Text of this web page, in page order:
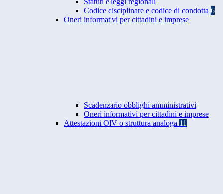
Statuti e leggi regionali
Codice disciplinare e codice di condotta 6
Oneri informativi per cittadini e imprese
Scadenzario obblighi amministrativi
Oneri informativi per cittadini e imprese
Attestazioni OIV o struttura analoga 11